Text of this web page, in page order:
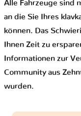
Alle Fahrzeuge sind
an die Sie Ihres
können. Das
Ihnen Zeit zu
Informationen zur
Community aus
wurden.